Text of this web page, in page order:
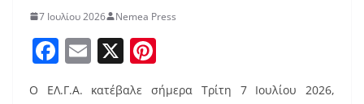
7 Ιουλίου 2026 Nemea Press
F E
m
X
nt
Ο ΕΛ.Γ.Α. κατέβαλε σήμερα Τρίτη 7 Ιουλίου 2026,